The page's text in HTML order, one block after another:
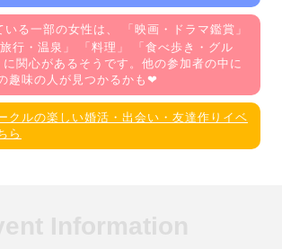
る一部の女性は、 「 映画・ドラマ鑑賞 」
行・温泉 」 「料理 」 「食べ歩き・グル
に関心があるそうです。他の参加者の中に
趣味の人が見つかるかも❤
クルの楽しい婚活・出会い・友達作りイベ
ら